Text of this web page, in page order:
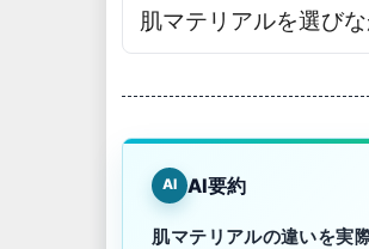
肌マテリアルを選び
AI AI要約
肌マテリアルの違いを実